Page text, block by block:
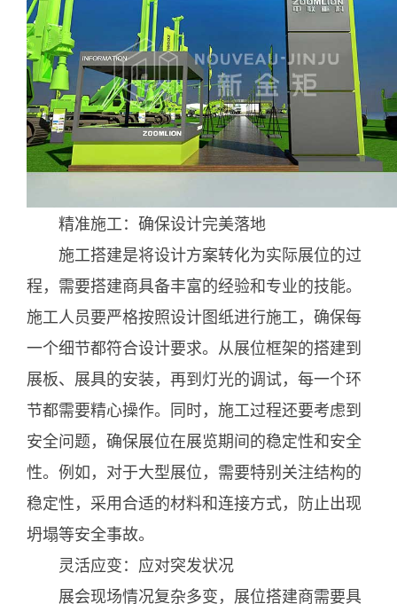
精准施工：确保设计完美落地
施工搭建是将设计方案转化为实际展位的过
程，需要搭建商具备丰富的经验和专业的技能。
施工人员要严格按照设计图纸进行施工，确保每
一个细节都符合设计要求。从展位框架的搭建到
展板、展具的安装，再到灯光的调试，每一个环
节都需要精心操作。同时，施工过程还要考虑到
安全问题，确保展位在展览期间的稳定性和安全
性。例如，对于大型展位，需要特别关注结构的
稳定性，采用合适的材料和连接方式，防止出现
坍塌等安全事故。
灵活应变：应对突发状况
展会现场情况复杂多变，展位搭建商需要具